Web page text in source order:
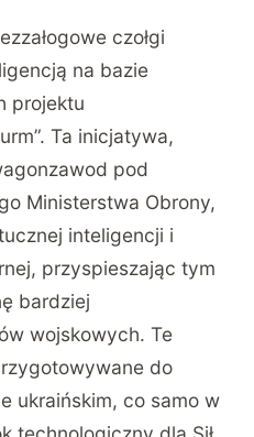
czołgi
na bazie
projektu
Ta inicjatywa,
pod
Ministerstwa Obrony,
inteligencji i
przyspieszając tym
bardziej
wojskowych. Te
do
ukraińskim, co samo w